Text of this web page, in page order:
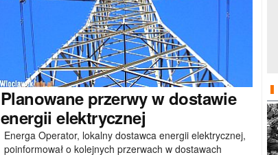
Planowaneprzerwy w dostawie
energii elektrycznej
Energa Operator, lokalny dostawca energii elektrycznej,
poinformował o kolejnych przerwach w dostawach